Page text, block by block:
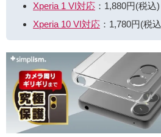
Xperia 1 VI対応 ：1,880円(税込)
Xperia 10 VI対応 ：1,780円(税